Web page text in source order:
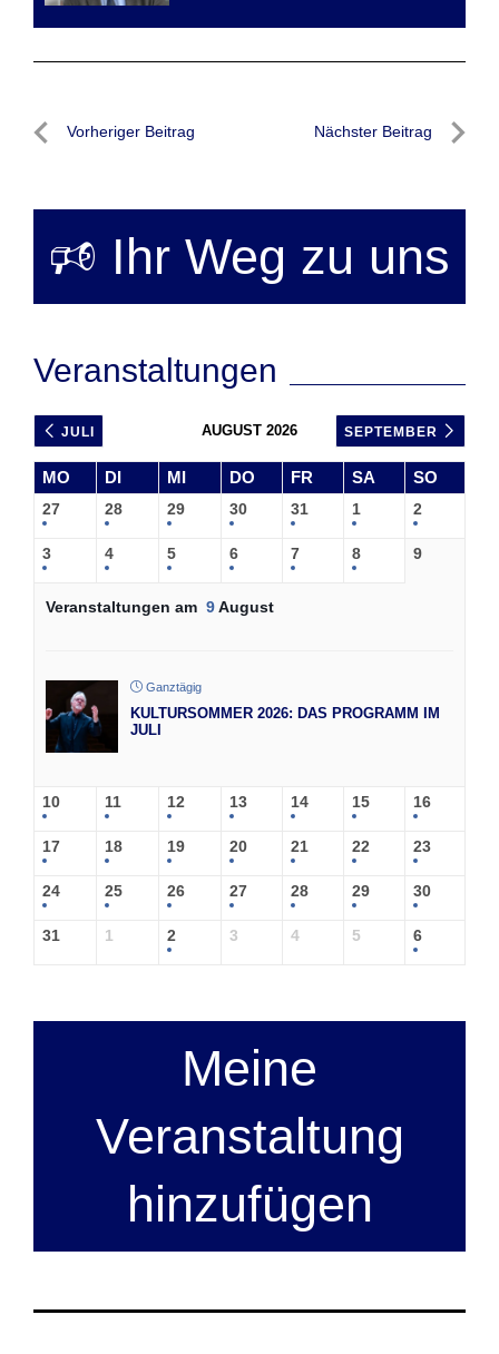
Beitragsnavigation
Vorheriger Beitrag Nächster Beitrag
🕫 Ihr Weg zu uns
Veranstaltungen
JULI AUGUST 2026 SEPTEMBER
MO DI MI DO FR SA SO
27 28 29 30 31 1 2
3 4 5 6 7 8 9
Veranstaltungen am 9August
Ganztägig
KULTURSOMMER 2026: DAS PROGRAMM IM
JULI
10 11 12 13 14 15 16
17 18 19 20 21 22 23
24 25 26 27 28 29 30
31 1 2 3 4 5 6
Meine
Veranstaltung
hinzufügen